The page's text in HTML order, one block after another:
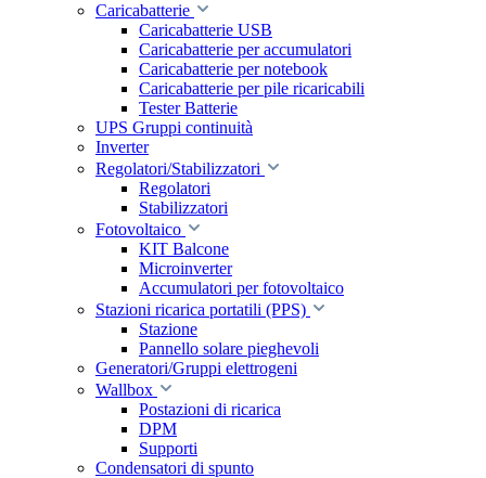
Caricabatterie
Caricabatterie USB
Caricabatterie per accumulatori
Caricabatterie per notebook
Caricabatterie per pile ricaricabili
Tester Batterie
UPS Gruppi continuità
Inverter
Regolatori/Stabilizzatori
Regolatori
Stabilizzatori
Fotovoltaico
KIT Balcone
Microinverter
Accumulatori per fotovoltaico
Stazioni ricarica portatili (PPS)
Stazione
Pannello solare pieghevoli
Generatori/Gruppi elettrogeni
Wallbox
Postazioni di ricarica
DPM
Supporti
Condensatori di spunto